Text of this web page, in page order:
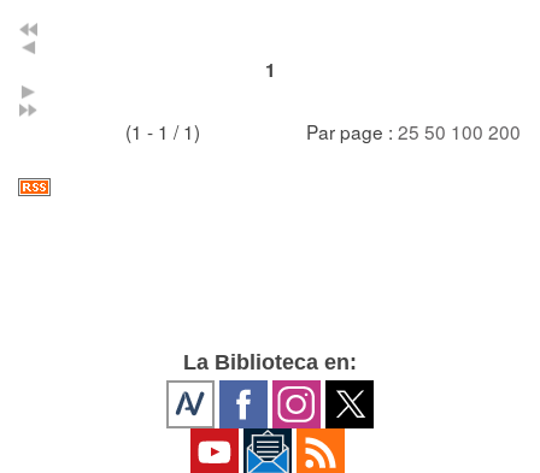
1
(1 - 1 / 1) Par page : 25 50 100 200
La Biblioteca en: